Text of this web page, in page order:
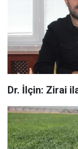
Dr. İlçin: Zirai